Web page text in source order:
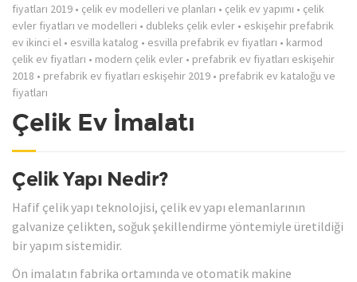
fiyatları 2019 • çelik ev modelleri ve planları • çelik ev yapımı • çelik
evler fiyatları ve modelleri • dubleks çelik evler • eskişehir prefabrik
ev ikinci el • esvilla katalog • esvilla prefabrik ev fiyatları • karmod
çelik ev fiyatları • modern çelik evler • prefabrik ev fiyatları eskişehir
2018 • prefabrik ev fiyatları eskişehir 2019 • prefabrik ev kataloğu ve
fiyatları
Çelik Ev İmalatı
Çelik Yapı Nedir?
Hafif çelik yapı teknolojisi, çelik ev yapı elemanlarının
galvanize çelikten, soğuk şekillendirme yöntemiyle üretildiği
bir yapım sistemidir.
Ön imalatın fabrika ortamında ve otomatik makine